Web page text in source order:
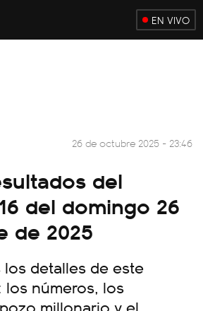
EN VIVO
26 de octubre 2025 - 23:46
del
del domingo 26
de 2025
detalles de este
números, los
millonario y el